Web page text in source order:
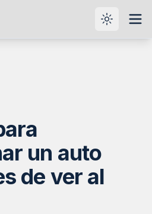
Cambiar
un auto
de ver al